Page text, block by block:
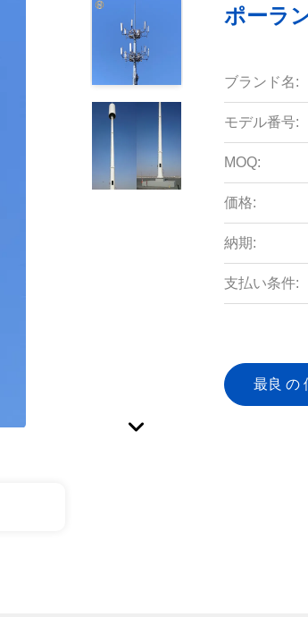
ポーラ
ブランド名:
モデル番号:
MOQ:
価格:
納期:
支払い条件:
最良 の